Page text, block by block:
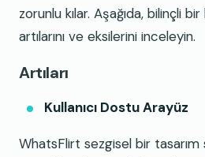
zorunlu kılar. Aşağıda, bilinçli
artılarını ve eksilerini inceleyin.
Artıları
Kullanıcı Dostu Arayüz
WhatsFlirt sezgisel bir